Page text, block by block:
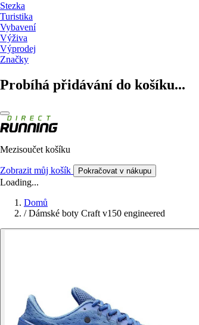
Stezka
Turistika
Vybavení
Výživa
Výprodej
Značky
Probíhá přidávání do košíku...
Mezisoučet košíku
Zobrazit můj košík Pokračovat v nákupu
Loading...
Domů
/ Dámské boty Craft v150 engineered